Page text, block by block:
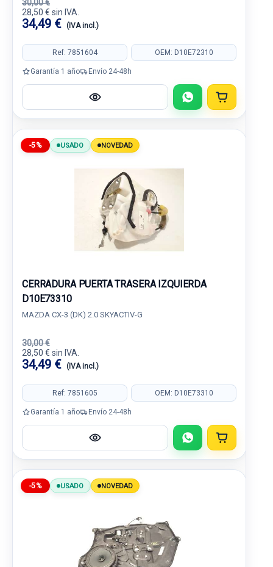
30,00 €
28,50 € sin IVA.
34,49 € (IVA incl.)
Ref: 7851604 OEM: D10E72310
Garantía 1 año Envío 24-48h
-5% USADO NOVEDAD
CERRADURA PUERTA TRASERA IZQUIERDA
D10E73310
MAZDA CX-3 (DK) 2.0 SKYACTIV-G
30,00 €
28,50 € sin IVA.
34,49 € (IVA incl.)
Ref: 7851605 OEM: D10E73310
Garantía 1 año Envío 24-48h
-5% USADO NOVEDAD